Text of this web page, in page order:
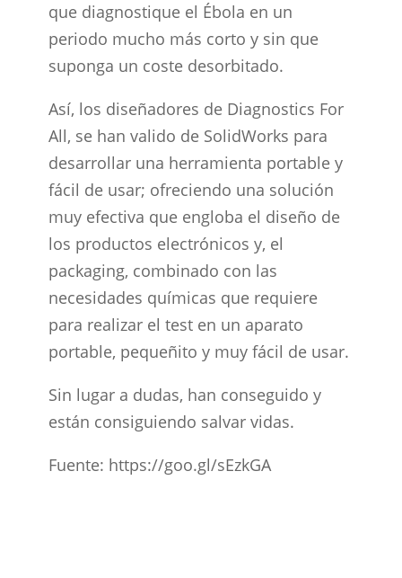
que diagnostique el Ébola en un
periodo mucho más corto y sin que
suponga un coste desorbitado.
Así, los diseñadores de Diagnostics For
All, se han valido de SolidWorks para
desarrollar una herramienta portable y
fácil de usar; ofreciendo una solución
muy efectiva que engloba el diseño de
los productos electrónicos y, el
packaging, combinado con las
necesidades químicas que requiere
para realizar el test en un aparato
portable, pequeñito y muy fácil de usar.
Sin lugar a dudas, han conseguido y
están consiguiendo salvar vidas.
Fuente: https://goo.gl/sEzkGA